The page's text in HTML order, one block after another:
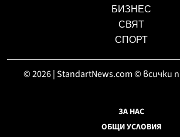
БИЗНЕС
СВЯТ
СПОРТ
© 2026 | StandartNews.com © всички
ЗА НАС
ОБЩИ УСЛОВИЯ